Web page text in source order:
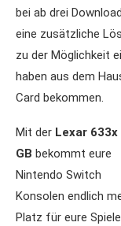
bei ab drei
eine zusätzliche
zu der Möglichkeit
haben aus dem
Card bekommen.
Mit der Lexar 633x
GB bekommt eure
Nintendo Switch
Konsolen endlich
Platz für eure